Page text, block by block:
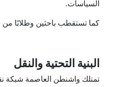
السياسات.
كما تستقطب باحثين وطلابًا من
البنية التحتية والنقل
تمتلك واشنطن العاصمة شبكة